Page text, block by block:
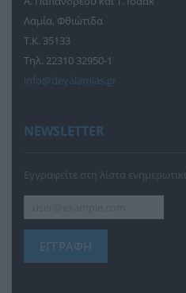
Λαμία, Φθιώτιδα
Τ.Κ. 35133
Τηλ. 22310 32950-1
info@deyalamias.gr
NEWSLETTER
Εγγραφείτε στη λίστα
ΕΓΓΡΑΦΗ